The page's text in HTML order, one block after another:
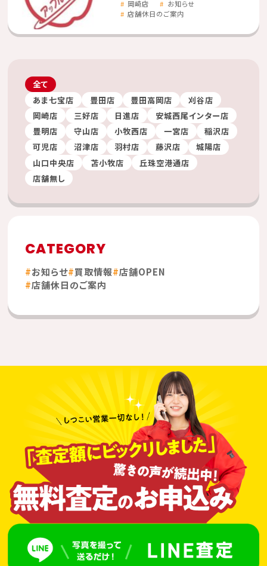
岡崎店
お知らせ
店舗休日のご案内
全て
あま七宝店
豊田店 豊田高岡店
刈谷店
岡崎店
三好店 日進店
安城西尾インター店
豊明店
守山店 小牧西店 一宮店
稲沢店
可児店
沼津店 羽村店 藤沢店
城陽店
山口中央店
苫小牧店
丘珠空港通店
店舗無し
CATEGORY
お知らせ 買取情報 店舗OPEN
店舗休日のご案内